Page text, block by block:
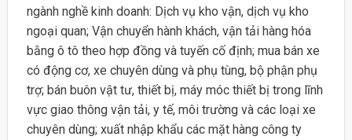
ngành nghề kinh doanh: Dịch vụ kho vận, dịch vụ kho
ngoại quan; Vận chuyển hành khách, vận tải hàng hóa
bằng ô tô theo hợp đồng và tuyến cố định; mua bán xe
có động cơ, xe chuyên dùng và phụ tùng, bộ phận phụ
trợ; bán buôn vật tư, thiết bị, máy móc thiết bị trong lĩnh
vực giao thông vận tải, y tế, môi trường và các loại xe
chuyên dùng; xuất nhập khẩu các mặt hàng công ty